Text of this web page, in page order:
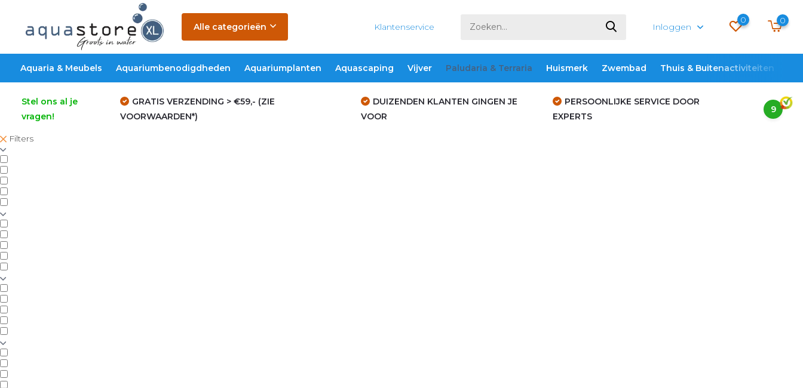
Alle categorieën Klantenservice Inloggen
0 0
Aquaria & Meubels Aquariumbenodigdheden Aquariumplanten Aquascaping Vijver Paludaria & Terraria Huismerk Zwembad Thuis & Buitenactiviteiten
Stel ons al je
vragen!
GRATIS VERZENDING > €59,- (ZIE
VOORWAARDEN*)
DUIZENDEN KLANTEN GINGEN JE
VOOR
PERSOONLIJKE SERVICE DOOR
EXPERTS
9
Filters